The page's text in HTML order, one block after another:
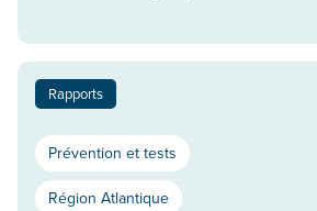
Rapports
Prévention et tests
Région Atlantique